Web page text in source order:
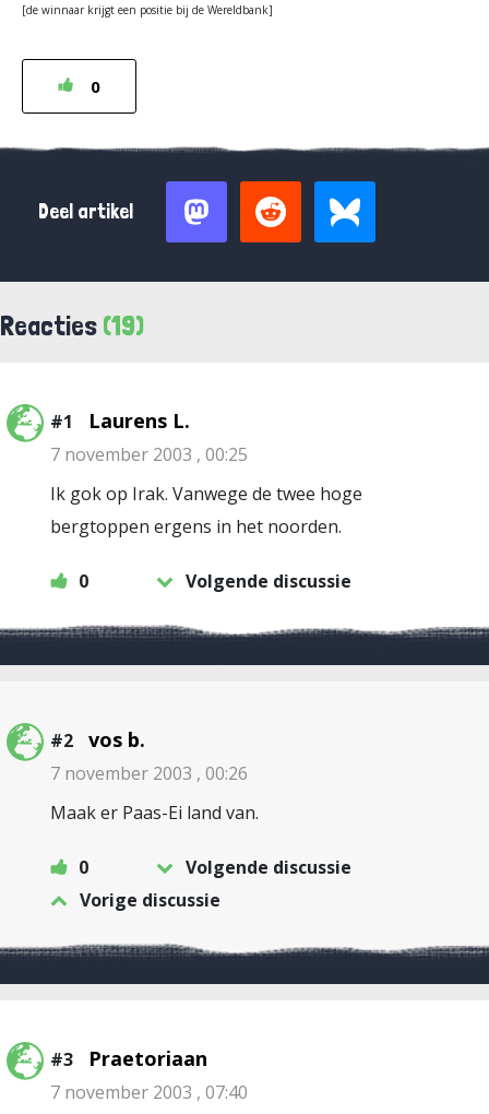
[de winnaar krijgt een positie bij de Wereldbank]
0
Deel artikel
Reacties (19)
#1 Laurens L.
7 november 2003 , 00:25
Ik gok op Irak. Vanwege de twee hoge
bergtoppen ergens in het noorden.
0 Volgende discussie
#2 vos b.
7 november 2003 , 00:26
Maak er Paas-Ei land van.
0
Volgende discussie
Vorige discussie
#3 Praetoriaan
7 november 2003 , 07:40